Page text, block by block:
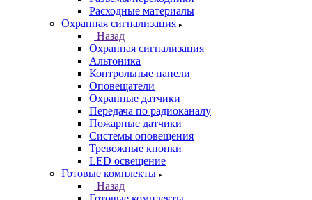
Расходные материалы
Охранная сигнализация
Назад
Охранная сигнализация
Альтоника
Контрольные панели
Оповещатели
Охранные датчики
Передача по радиоканалу
Пожарные датчики
Системы оповещения
Тревожные кнопки
LED освещение
Готовые комплекты
Назад